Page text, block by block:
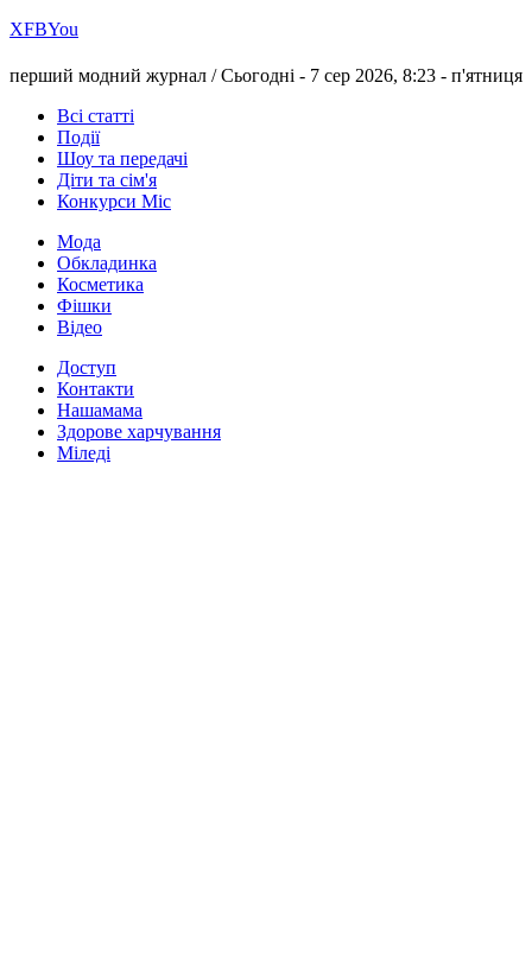
ХFBYou
перший модний журнал /Сьогодні - 7 сер 2026, 8:23 - п'ятниця
Всі статті
Події
Шоу та передачі
Діти та сім'я
Конкурси Міс
Мода
Обкладинка
Косметика
Фішки
Відео
Доступ
Контакти
Нашамама
Здорове харчування
Міледі